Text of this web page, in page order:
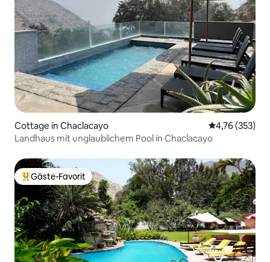
Cottage in Chaclacayo
4,76 (353)
Landhaus mit unglaublichem Pool in Chaclacayo
Beliebter Gäste-Favorit.
Gäste-Favorit